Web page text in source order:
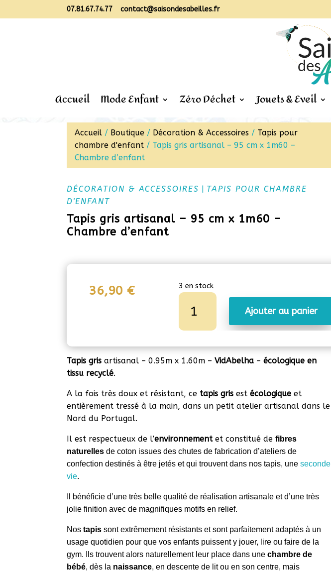
07.81.67.74.77 contact@saisondesabeilles.fr
Accueil Mode Enfant Zéro Déchet Jouets & Eveil
Accueil / Boutique / Décoration & Accessoires / Tapis pour
chambre d'enfant / Tapis gris artisanal – 95 cm x 1m60 –
Chambre d’enfant
DÉCORATION & ACCESSOIRES | TAPIS POUR CHAMBRE
D'ENFANT
Tapis gris artisanal – 95 cm x 1m60 –
Chambre d’enfant
36,90 € 3 en stock
quantité
artisanal
-
x
1m60
Chambre
d'enfant
Ajouter au panier
Tapis gris artisanal – 0.95m x 1.60m –VidAbelha –écologique en
tissu recyclé.
A la fois très doux et résistant, ce tapis gris estécologique et
entièrement tressé à la main, dans un petit atelier artisanal dans le
Nord du Portugal.
Il est respectueux de l’environnementet constitué defibres
naturelles de coton issues des chutes de fabrication d’ateliers de
confection destinés à être jetés et qui trouvent dans nos tapis, uneseconde
vie.
Il bénéficie d’une très belle qualité de réalisation artisanale et d’une très
jolie finition avec de magnifiques motifs en relief.
Nos tapis sont extrêmement résistants et sont parfaitement adaptés à un
usage quotidien pour que vos enfants puissent y jouer, lire ou faire de la
gym. Ils trouvent alors naturellement leur place dans unechambre de
bébé, dès la naissance, en descente de lit ou en son centre, mais